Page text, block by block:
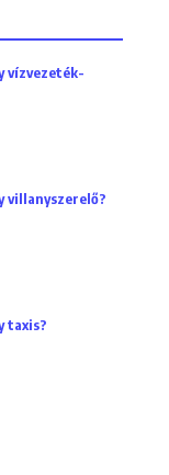
vízvezeték-
villanyszerelő?
taxis?